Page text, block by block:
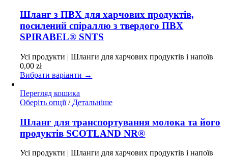
має
кілька
варіантів.
Параметри
вибрати
сторінці
Шланг з ПВХ для харчових продуктів,
посилений спіраллю з твердого ПВХ
SPIRABEL® SNTS
Усі продукти | Шланги для харчових продуктів і напоїв
0,00zł
Вибрати варіанти →
Перегляд кошика
Оберіть опції Цей
має
кілька
варіантів.
/Детальніше
Шланг для транспортування молока та його
продуктів SCOTLAND NR®
Усі продукти | Шланги для харчових продуктів і напоїв